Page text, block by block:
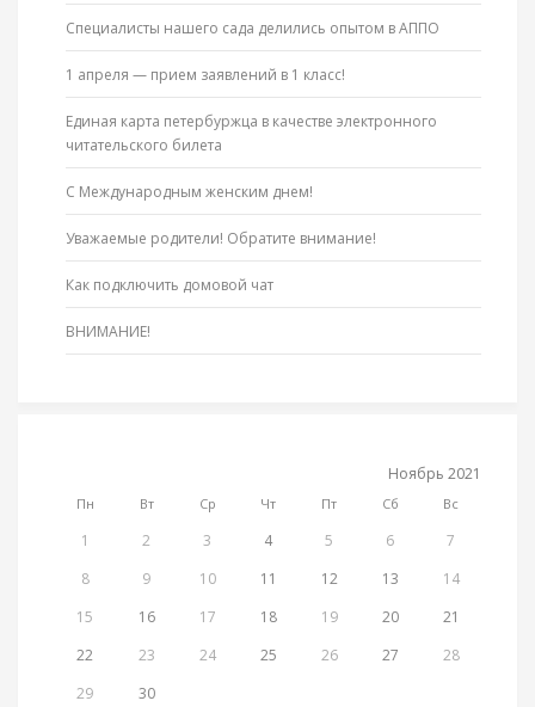
Специалисты нашего сада делились опытом в АППО
1 апреля — прием заявлений в 1 класс!
Единая карта петербуржца в качестве электронного
читательского билета
С Международным женским днем!
Уважаемые родители! Обратите внимание!
Как подключить домовой чат
ВНИМАНИЕ!
Ноябрь 2021
Пн Вт Ср Чт Пт Сб Вс
1 2 3 4 5 6
7
8
9 10 11 12 13
14
15
16 17 18 19 20
21
22
23 24 25 26 27
28
29
30